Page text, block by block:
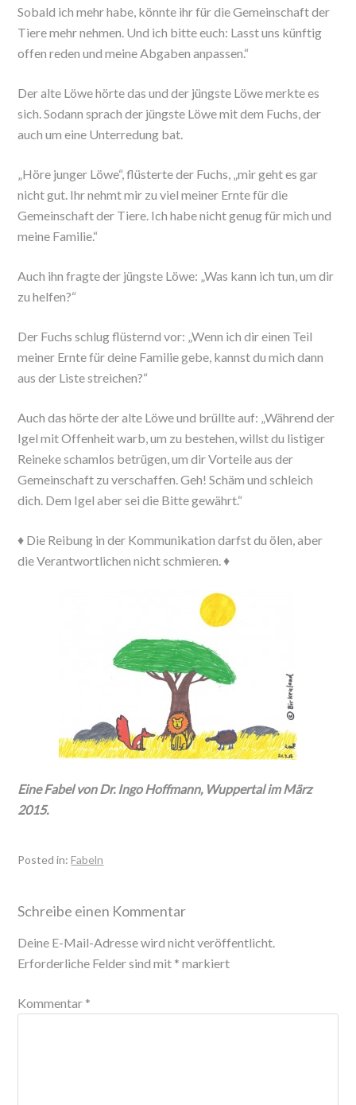
Sobald ich mehr habe, könnte ihr für die Gemeinschaft der
Tiere mehr nehmen. Und ich bitte euch: Lasst uns künftig
offen reden und meine Abgaben anpassen.“
Der alte Löwe hörte das und der jüngste Löwe merkte es
sich. Sodann sprach der jüngste Löwe mit dem Fuchs, der
auch um eine Unterredung bat.
„Höre junger Löwe“, flüsterte der Fuchs, „mir geht es gar
nicht gut. Ihr nehmt mir zu viel meiner Ernte für die
Gemeinschaft der Tiere. Ich habe nicht genug für mich und
meine Familie.“
Auch ihn fragte der jüngste Löwe: „Was kann ich tun, um dir
zu helfen?“
Der Fuchs schlug flüsternd vor: „Wenn ich dir einen Teil
meiner Ernte für deine Familie gebe, kannst du mich dann
aus der Liste streichen?“
Auch das hörte der alte Löwe und brüllte auf: „Während der
Igel mit Offenheit warb, um zu bestehen, willst du listiger
Reineke schamlos betrügen, um dir Vorteile aus der
Gemeinschaft zu verschaffen. Geh! Schäm und schleich
dich. Dem Igel aber sei die Bitte gewährt.“
♦ Die Reibung in der Kommunikation darfst du ölen, aber
die Verantwortlichen nicht schmieren. ♦
Eine Fabel von Dr. Ingo Hoffmann, Wuppertal im März
2015.
Posted in:Fabeln
Schreibe einen Kommentar
Deine E-Mail-Adresse wird nicht veröffentlicht.
Erforderliche Felder sind mit * markiert
Kommentar *